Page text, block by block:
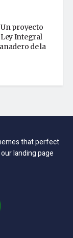
Un proyecto
Integral
de la
that perfect
landing page